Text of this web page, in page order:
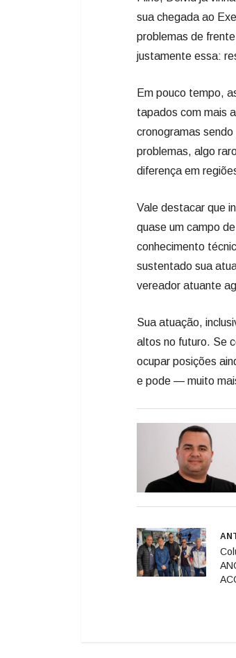
sua chegada ao
problemas de
justamente essa:
Em pouco tempo,
tapados com mais
cronogramas
problemas, algo
diferença em
Vale destacar que
quase um campo
conhecimento
sustentado sua
vereador atuante
Sua atuação,
altos no futuro. Se
ocupar posições
e pode — muito